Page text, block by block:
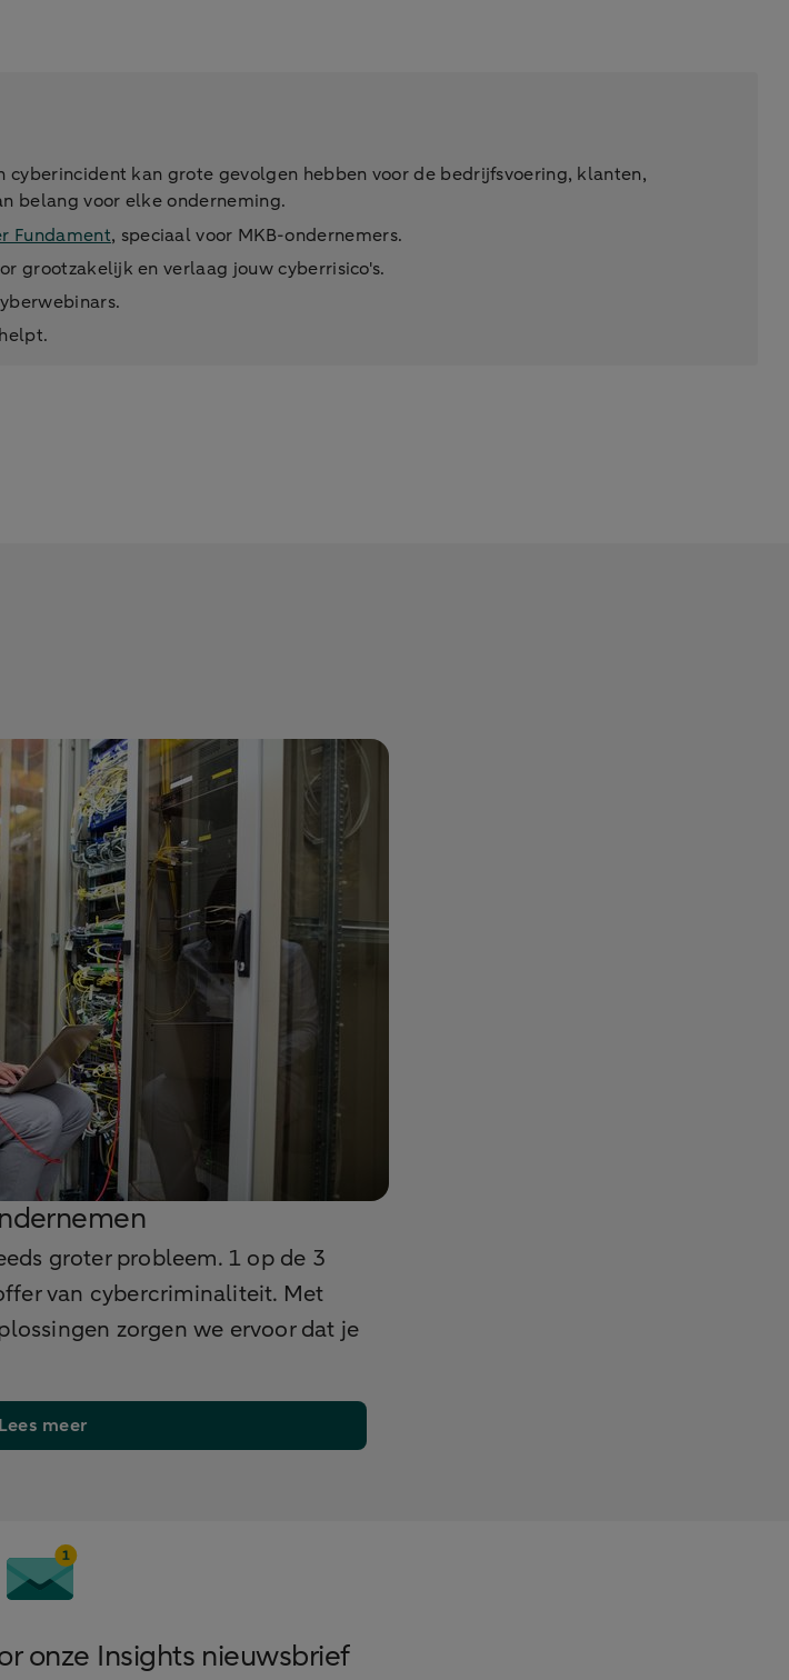
kan grote gevolgen hebben voor de bedrijfsvoering, klanten,
belang voor elke onderneming.
Fundament, speciaal voor MKB-ondernemers.
grootzakelijk en verlaag jouw cyberrisico's.
groter probleem. 1 op de 3
van cybercriminaliteit. Met
zorgen we ervoor dat je
Lees meer
onze Insights nieuwsbrief